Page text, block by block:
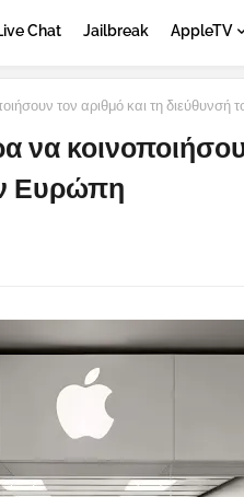
Chat Jailbreak AppleTV
τον αριθμό και τη
να
Ευρώπη